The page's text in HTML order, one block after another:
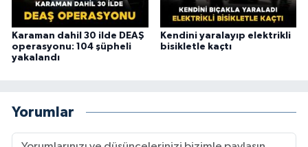
Karaman dahil 30 ilde DEAŞ
operasyonu: 104 şüpheli
yakalandı
Kendini yaralayıp elektrikli
bisikletle kaçtı
Yorumlar